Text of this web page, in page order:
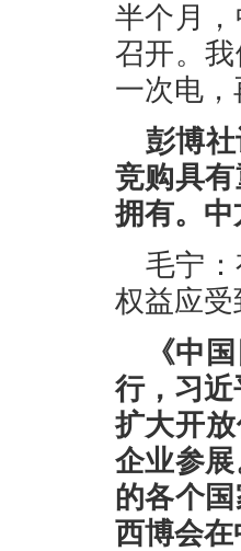
半个月
召开。
一次电
彭博
竞购具
拥有。中
毛宁
权益应受
《中
行，习
扩大开
企业参
的各个
西博会